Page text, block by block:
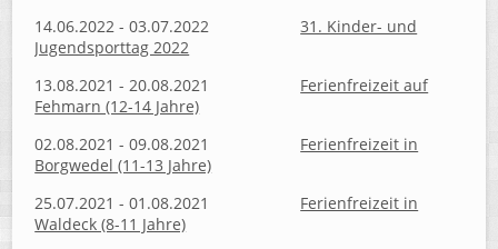
14.06.2022 - 03.07.2022
31. Kinder- und
Jugendsporttag 2022
13.08.2021 - 20.08.2021
Ferienfreizeit auf
Fehmarn (12-14 Jahre)
02.08.2021 - 09.08.2021
Ferienfreizeit in
Borgwedel (11-13 Jahre)
25.07.2021 - 01.08.2021
Ferienfreizeit in
Waldeck (8-11 Jahre)